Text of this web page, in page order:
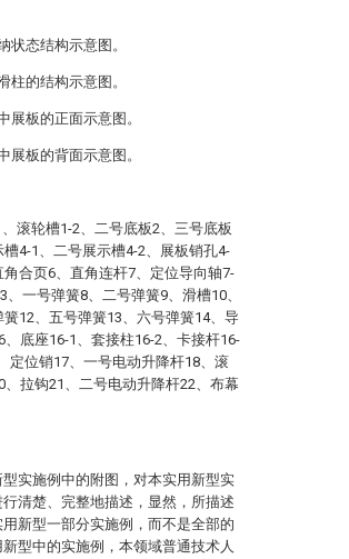
状态结构示意图。
柱的结构示意图。
展板的正面示意图。
展板的背面示意图。
滚轮槽1-2、二号底板2、三号底板
4-1、二号展示槽4-2、展板销孔4-
合页6、直角连杆7、定位导向轴7-
、一号弹簧8、二号弹簧9、滑槽10、
12、五号弹簧13、六号弹簧14、导
、底座16-1、套接柱16-2、卡接杆16-
定位销17、一号电动升降杆18、滚
、拉钩21、二号电动升降杆22、布幕
实施例中的附图，对本实用新型实
清楚、完整地描述，显然，所描述
新型一部分实施例，而不是全部的
型中的实施例，本领域普通技术人